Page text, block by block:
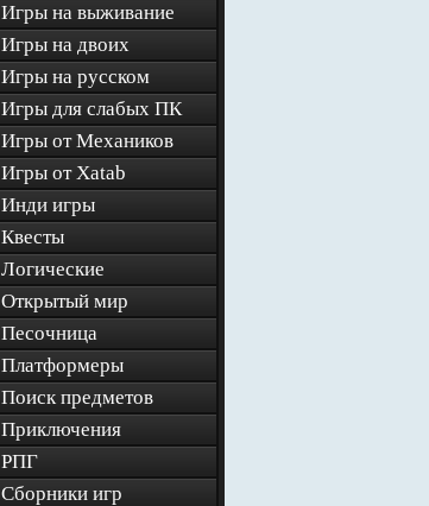
Игры на выживание
Игры на двоих
Игры на русском
Игры для слабых ПК
Игры от Механиков
Игры от Xatab
Инди игры
Квесты
Логические
Открытый мир
Песочница
Платформеры
Поиск предметов
Приключения
РПГ
Сборники игр